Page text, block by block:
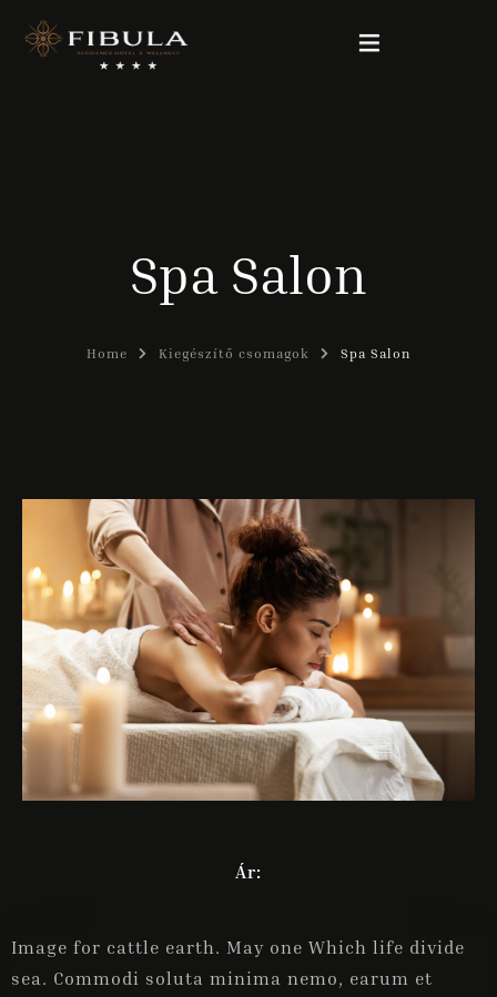
SZOBÁINK
ONLINE FOGLALÁS
Spa Salon
Home Kiegészítő csomagok Spa Salon
Ár:
Image for cattle earth. May one Which life divide
sea. Commodi soluta minima nemo, earum et